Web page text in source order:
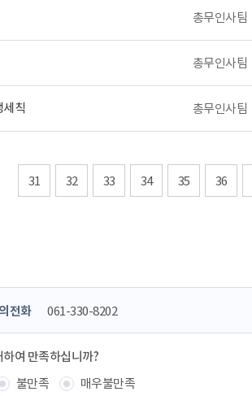
총무인사팀
총무인사팀
칙 총무인사팀
31 32 33 34 35 36
전화 061-330-8202
여 만족하십니까?
불만족 매우불만족